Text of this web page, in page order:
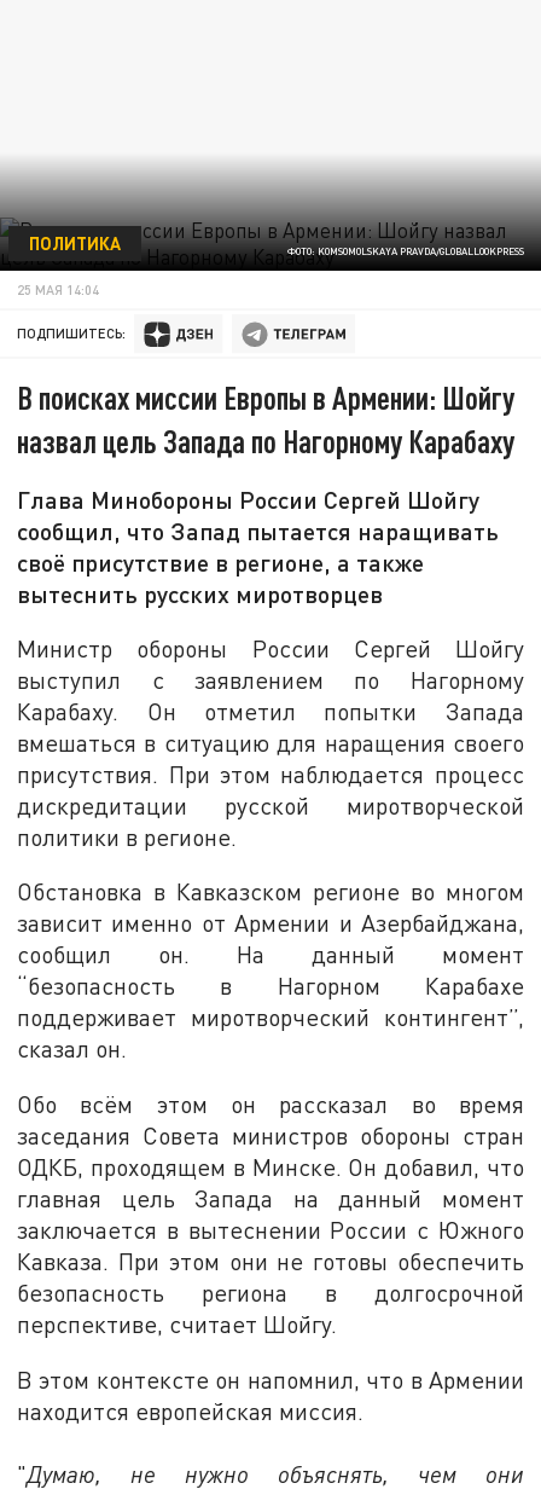
ФОТО: KOMSOMOLSKAYA PRAVDA/GLOBALLOOKPRESS
ПОЛИТИКА
25 МАЯ 14:04
ПОДПИШИТЕСЬ:
В поисках миссии Европы в Армении: Шойгу
назвал цель Запада по Нагорному Карабаху
Глава Минобороны России Сергей Шойгу
сообщил, что Запад пытается наращивать
своё присутствие в регионе, а также
вытеснить русских миротворцев
Министр обороны России Сергей Шойгу
выступил с заявлением по Нагорному
Карабаху. Он отметил попытки Запада
вмешаться в ситуацию для наращения своего
присутствия. При этом наблюдается процесс
дискредитации русской миротворческой
политики в регионе.
Обстановка в Кавказском регионе во многом
зависит именно от Армении и Азербайджана,
сообщил он. На данный момент
“безопасность в Нагорном Карабахе
поддерживает миротворческий контингент”,
сказал он.
Обо всём этом он рассказал во время
заседания Совета министров обороны стран
ОДКБ, проходящем в Минске. Он добавил, что
главная цель Запада на данный момент
заключается в вытеснении России с Южного
Кавказа. При этом они не готовы обеспечить
безопасность региона в долгосрочной
перспективе, считает Шойгу.
В этом контексте он напомнил, что в Армении
находится европейская миссия.
"Думаю, не нужно объяснять, чем они